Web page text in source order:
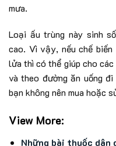
mưa.
Loại ấu trùng này sinh
cao. Vì vậy, nếu chế
lửa thì có thể giúp cho
và theo đường ăn uống
bạn không nên mua hoặc
View More:
Những bài thuốc dân